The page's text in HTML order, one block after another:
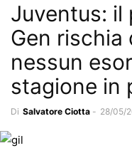
Juventus: il
Gen rischia
nessun
stagione in
Di Salvatore Ciotta - 28/05/